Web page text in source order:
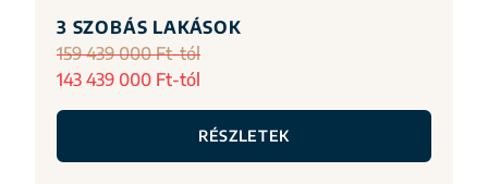
3 SZOBÁS LAKÁSOK
159 439 000 Ft-tól
143 439 000 Ft-tól
RÉSZLETEK